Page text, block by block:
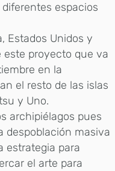
espacios
Estados Unidos y
este proyecto que va
en la
el resto de las islas
y Uno.
archipiélagos pues
despoblación masiva
estrategia para
el arte para